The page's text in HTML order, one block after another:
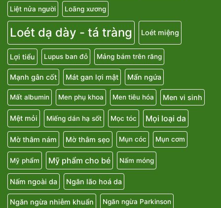
Liệt nửa người Loãng xương
Loét dạ dày - tá tràng Loét miệng
Lợi tiểu Lupus ban đỏ Mảng bám trên răng
Mạnh gân cốt Mát gan lợi mật Mẩn ngứa
Mất albumin Men phụ khoa Men tiêu hóa Men vi sinh
Mệt mỏi Miếng dán hạ sốt Mọc tóc Mọi loại da
Mờ thâm nám Mờ thâm sẹo Mụn cóc Mụn cơm
Mỹ phẩm Mỹ phẩm cho bé Nấm móng
Nấm ngoài da Ngăn lão hoá da
Ngăn ngừa nhiễm khuẩn Ngăn ngừa Parkinson